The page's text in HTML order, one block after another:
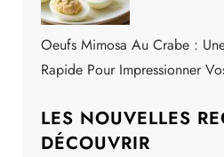
Oeufs Mimosa Au Crabe :
Rapide Pour Impressionner
LES NOUVELLES
DÉCOUVRIR